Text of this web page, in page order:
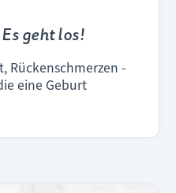
geht los!
Rückenschmerzen -
eine Geburt